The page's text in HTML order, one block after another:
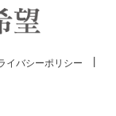
イバシーポリシー